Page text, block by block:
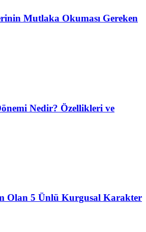
Mutlaka Okuması Gereken
Nedir? Özellikleri ve
Olan 5 Ünlü Kurgusal Karakter